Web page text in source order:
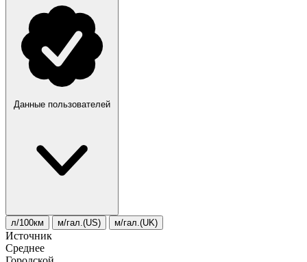
Данные пользователей
л/100км м/гал.(US) м/гал.(UK)
Источник
Среднее